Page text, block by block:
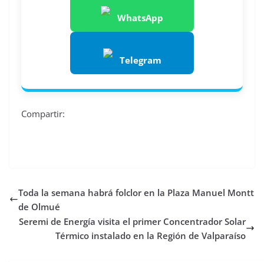
WhatsApp
Telegram
Compartir:
Toda la semana habrá folclor en la Plaza Manuel Montt
de Olmué
Seremi de Energía visita el primer Concentrador Solar
Térmico instalado en la Región de Valparaíso